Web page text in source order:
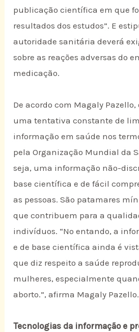
publicação científica em que
resultados dos estudos”. E
autoridade sanitária deverá
sobre as reações adversas do
medicação.
De acordo com Magaly Pazello,
uma tentativa constante de
informação em saúde nos
pela Organização Mundial da
seja, uma informação não-
base científica e de fácil
as pessoas. São patamares
que contribuem para a
indivíduos. “No entando, a
e de base científica ainda é
que diz respeito a saúde
mulheres, especialmente
aborto.”, afirma Magaly Pazello.
Tecnologias da informação e